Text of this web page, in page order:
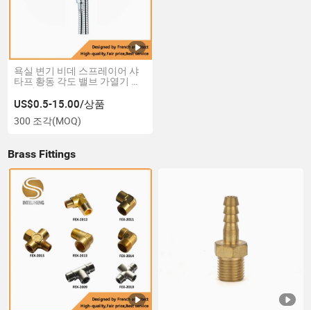
욕실 변기 비데 스프레이어 샤
타프 황동 각도 밸브 가열기 각
도 정지 수도꼭지
US$0.5-15.00/상품
300 조각(MOQ)
Brass Fittings